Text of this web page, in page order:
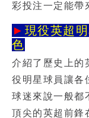
彩投注一定能帶
► 現役英超
色
介紹了歷史上的
役明星球員讓各
球迷來說一般都
頂尖的英超前鋒